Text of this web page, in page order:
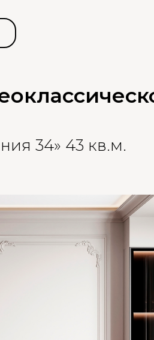
34» 43 кв.м.